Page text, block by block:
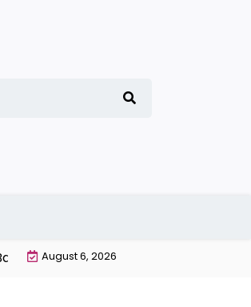
Manual dan Conveyor Otomatis |
August 6, 2026